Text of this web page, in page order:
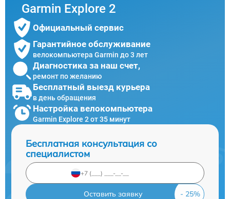
Garmin Explore 2
Официальный сервис
Гарантийное обслуживание
велокомпьютера Garmin до 3 лет
Диагностика за наш счет,
ремонт по желанию
Бесплатный выезд курьера
в день обращения
Настройка велокомпьютера
Garmin Explore 2 от 35 минут
Бесплатная консультация со
специалистом
Оставить заявку